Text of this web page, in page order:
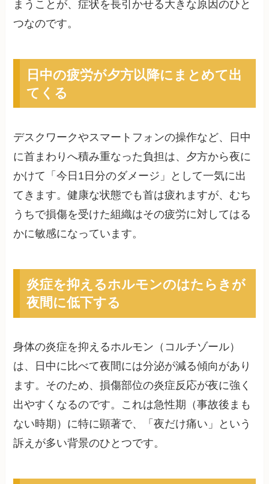
まうことが、症状を長引かせる大きな原因のひと
つなのです。
日中の疲労が夕方以降にまとめて出
てくる
デスクワークやスマートフォンの操作など、日中
に首まわりへ積み重なった負担は、夕方から夜に
かけて「今日1日分のダメージ」として一気に出
てきます。健康な状態でも首は疲れますが、むち
うちで損傷を受けた組織はその疲労に対してはる
かに敏感になっています。
炎症を抑えるホルモンのはたらきが
夜間に低下する
身体の炎症を抑えるホルモン（コルチゾール）
は、日中に比べて夜間には分泌が減る傾向があり
ます。そのため、損傷部位の炎症反応が夜に強く
出やすくなるのです。これは急性期（事故後まも
ない時期）に特に顕著で、「夜だけ痛い」という
訴えが多い背景のひとつです。